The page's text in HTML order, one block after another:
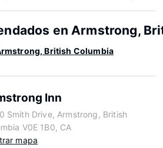
en Armstrong,
British Columbia
Inn
Smith Drive, Armstrong, British
V0E 1B0, CA
mapa